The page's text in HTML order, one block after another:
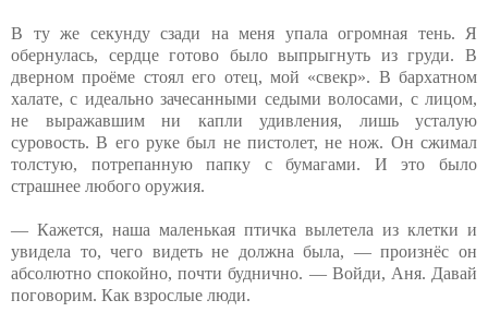
В ту же секунду сзади на меня упала огромная тень. Я
обернулась, сердце готово было выпрыгнуть из груди. В
дверном проёме стоял его отец, мой «свекр». В бархатном
халате, с идеально зачесанными седыми волосами, с лицом,
не выражавшим ни капли удивления, лишь усталую
суровость. В его руке был не пистолет, не нож. Он сжимал
толстую, потрепанную папку с бумагами. И это было
страшнее любого оружия.
— Кажется, наша маленькая птичка вылетела из клетки и
увидела то, чего видеть не должна была, — произнёс он
абсолютно спокойно, почти буднично. — Войди, Аня. Давай
поговорим. Как взрослые люди.